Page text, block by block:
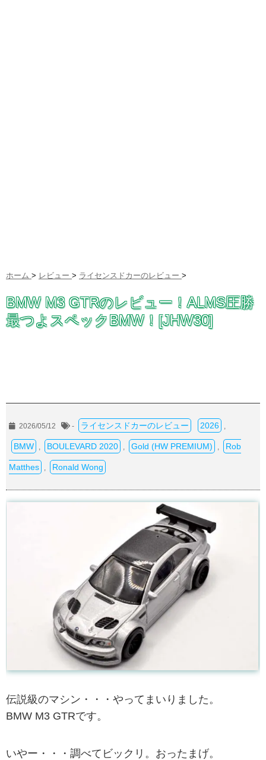
ホーム > レビュー > ライセンスドカーのレビュー >
BMW M3 GTRのレビュー！ALMS圧勝
最つよスペックBMW！[JHW30]
2026/05/12 - ライセンスドカーのレビュー 2026
BMW BOULEVARD 2020 Gold (HW PREMIUM) Rob
Matthes Ronald Wong
伝説級のマシン・・・やってまいりました。
BMW M3 GTRです。
いやー・・・調べてビックリ。おったまげ。